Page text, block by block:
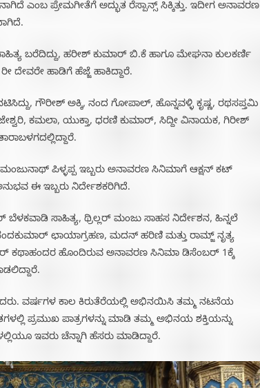
ಪ್ರೇಮಗೀತೆಗೆ ಅದ್ಭುತ ರೆಸ್ಪಾನ್ಸ್ ಸಿಕ್ಕಿತ್ತು. ಇದೀಗ ಅನಾವರಣ
ಬರೆದಿದ್ದು, ಹರೀಶ್ ಕುಮಾರ್ ಬಿ.ಕೆ ಹಾಗೂ ಮೇಘನಾ ಕುಲಕರ್ಣಿ
ದೇವರೇ ಹಾಡಿಗೆ ಹೆಜ್ಜೆ ಹಾಕಿದ್ದಾರೆ.
ಗೌರೀಶ್ ಅಕ್ಕಿ, ನಂದ ಗೋಪಾಲ್, ಹೊನ್ನವಳ್ಳಿ ಕೃಷ್ಣ, ರಥಸಪ್ತಮಿ
ಕಮಲಾ, ಯುಕ್ತಾ, ಧರಣಿ ಕುಮಾರ್, ಸಿದ್ದೀ ವಿನಾಯಕ, ಗಿರೀಶ್
ಪಿಳ್ಳಪ್ಪ ಇಬ್ಬರು ಅನಾವರಣ ಸಿನಿಮಾಗೆ ಆಕ್ಷನ್ ಕಟ್
ಈ ಇಬ್ಬರು ನಿರ್ದೇಶಕರಿಗಿದೆ.
ಬೆಳಕವಾಡಿ ಸಾಹಿತ್ಯ, ಥ್ರಿಲ್ಲರ್ ಮಂಜು ಸಾಹಸ ನಿರ್ದೇಶನ, ಹಿನ್ನಲೆ
ಛಾಯಾಗ್ರಹಣ, ಮದನ್ ಹರಿಣಿ ಮತ್ತು ರಾಮ್ಜ್ ನೃತ್ಯ
ಕಥಾಹಂದರ ಹೊಂದಿರುವ ಅನಾವರಣ ಸಿನಿಮಾ ಡಿಸೆಂಬರ್ 1ಕ್ಕೆ
ವರ್ಷಗಳ ಕಾಲ ಕಿರುತೆರೆಯಲ್ಲಿ ಅಭಿನಯಿಸಿ ತಮ್ಮ ನಟನೆಯ
ಪ್ರಮುಖ ಪಾತ್ರಗಳನ್ನು ಮಾಡಿ ತಮ್ಮ ಅಭಿನಯ ಶಕ್ತಿಯನ್ನು
ಇವರು ಚೆನ್ನಾಗಿ ಹೆಸರು ಮಾಡಿದ್ದಾರೆ.